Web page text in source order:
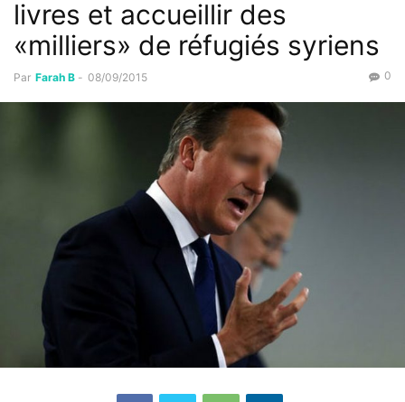
livres et accueillir des
«milliers» de réfugiés syriens
Par Farah B - 08/09/2015 0